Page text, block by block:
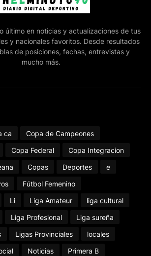
último en noticias y actualizaciones de tus
y nacionales favoritos. Desde resultados
de posiciones, fechas, entrevistas y
mucho más.
ca
Copa de Campeones
Copa Federal
Copa Integracion
Copas Deportes
e
Fútbol Femenino
Li Liga Amateur
liga cultural
Liga Profesional
Liga sureña
Ligas Provinciales
locales
Noticias
Primera B